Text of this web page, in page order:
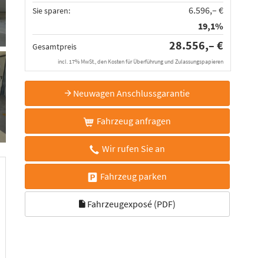
Sie sparen:
6.596,– €
19,1%
Gesamtpreis 28.556,– €
incl. 17% MwSt., den Kosten für Überführung und Zulassungspapieren
Neuwagen Anschlussgarantie
Fahrzeug anfragen
Wir rufen Sie an
Fahrzeug parken
Fahrzeugexposé (PDF)